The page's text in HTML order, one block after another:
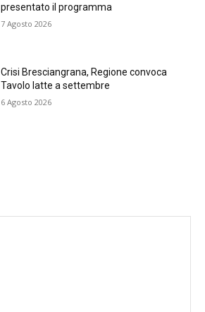
presentato il programma
7 Agosto 2026
Crisi Bresciangrana, Regione convoca
Tavolo latte a settembre
6 Agosto 2026